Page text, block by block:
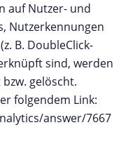
auf Nutzer- und
Nutzerkennungen
B. DoubleClick-
sind, werden
gelöscht.
folgendem Link:
answer/7667